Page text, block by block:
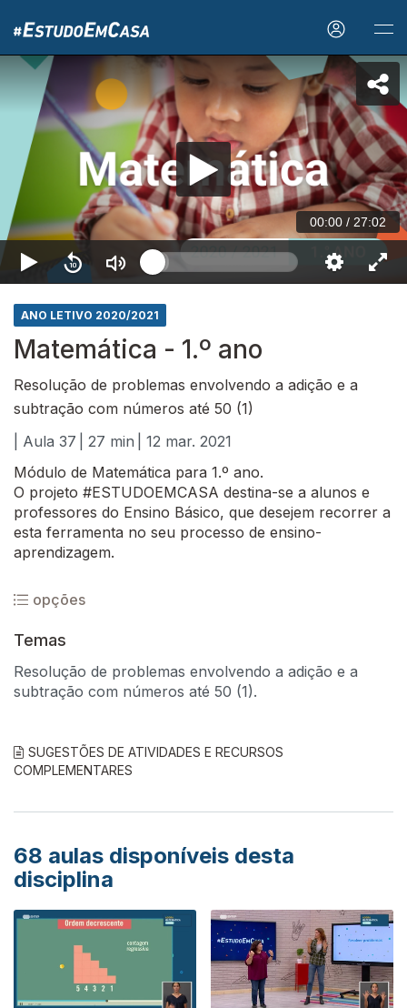
00:00 / 27:02
ANO LETIVO 2020/2021
Matemática - 1.º ano
Resolução de problemas envolvendo a adição e a
subtração com números até 50 (1)
| Aula 37
| 27 min
| 12 mar. 2021
Módulo de Matemática para 1.º ano.
O projeto #ESTUDOEMCASA destina-se a alunos e
professores do Ensino Básico, que desejem recorrer a
esta ferramenta no seu processo de ensino-
aprendizagem.
opções
Temas
Resolução de problemas envolvendo a adição e a
subtração com números até 50 (1).
SUGESTÕES DE ATIVIDADES E RECURSOS
COMPLEMENTARES
68 aulas disponíveis desta
disciplina